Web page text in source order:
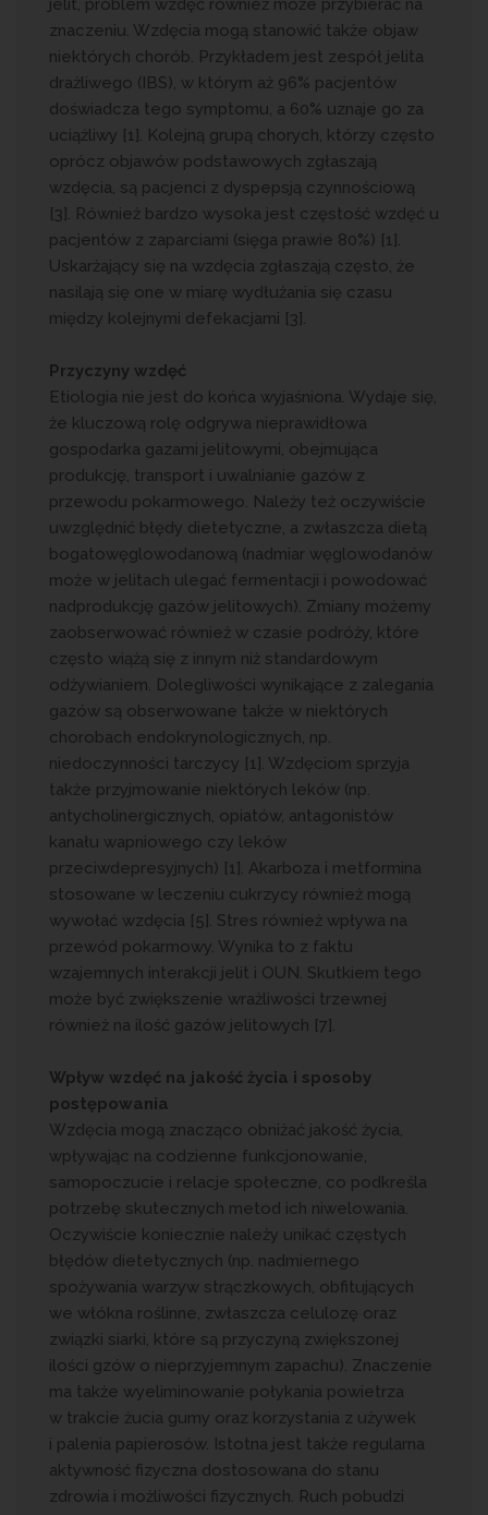
jelit, problem wzdęć również może przybierać na
znaczeniu. Wzdęcia mogą stanowić także objaw
niektórych chorób. Przykładem jest zespół jelita
drażliwego (IBS), w którym aż 96% pacjentów
doświadcza tego symptomu, a 60% uznaje go za
uciążliwy [1]. Kolejną grupą chorych, którzy często
oprócz objawów podstawowych zgłaszają
wzdęcia, są pacjenci z dyspepsją czynnościową
[3]. Również bardzo wysoka jest częstość wzdęć u
pacjentów z zaparciami (sięga prawie 80%) [1].
Uskarżający się na wzdęcia zgłaszają często, że
nasilają się one w miarę wydłużania się czasu
między kolejnymi defekacjami [3].
Przyczyny wzdęć
Etiologia nie jest do końca wyjaśniona. Wydaje się,
że kluczową rolę odgrywa nieprawidłowa
gospodarka gazami jelitowymi, obejmująca
produkcję, transport i uwalnianie gazów z
przewodu pokarmowego. Należy też oczywiście
uwzględnić błędy dietetyczne, a zwłaszcza dietą
bogatowęglowodanową (nadmiar węglowodanów
może w jelitach ulegać fermentacji i powodować
nadprodukcję gazów jelitowych). Zmiany możemy
zaobserwować również w czasie podróży, które
często wiążą się z innym niż standardowym
odżywianiem. Dolegliwości wynikające z zalegania
gazów są obserwowane także w niektórych
chorobach endokrynologicznych, np.
niedoczynności tarczycy [1]. Wzdęciom sprzyja
także przyjmowanie niektórych leków (np.
antycholinergicznych, opiatów, antagonistów
kanału wapniowego czy leków
przeciwdepresyjnych) [1]. Akarboza i metformina
stosowane w leczeniu cukrzycy również mogą
wywołać wzdęcia [5]. Stres również wpływa na
przewód pokarmowy. Wynika to z faktu
wzajemnych interakcji jelit i OUN. Skutkiem tego
może być zwiększenie wrażliwości trzewnej
również na ilość gazów jelitowych [7].
Wpływ wzdęć na jakość życia i sposoby
postępowania
Wzdęcia mogą znacząco obniżać jakość życia,
wpływając na codzienne funkcjonowanie,
samopoczucie i relacje społeczne, co podkreśla
potrzebę skutecznych metod ich niwelowania.
Oczywiście koniecznie należy unikać częstych
błędów dietetycznych (np. nadmiernego
spożywania warzyw strączkowych, obfitujących
we włókna roślinne, zwłaszcza celulozę oraz
związki siarki, które są przyczyną zwiększonej
ilości gzów o nieprzyjemnym zapachu). Znaczenie
ma także wyeliminowanie połykania powietrza
w trakcie żucia gumy oraz korzystania z używek
i palenia papierosów. Istotna jest także regularna
aktywność fizyczna dostosowana do stanu
zdrowia i możliwości fizycznych. Ruch pobudzi